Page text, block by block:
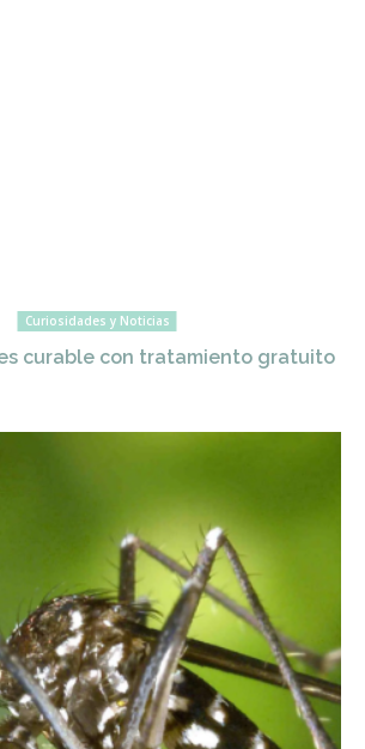
Curiosidades y Noticias
curable con tratamiento gratuito